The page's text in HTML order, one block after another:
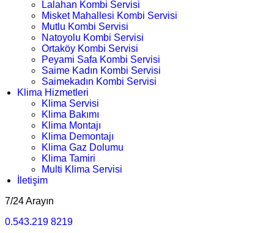
Lalahan Kombi Servisi
Misket Mahallesi Kombi Servisi
Mutlu Kombi Servisi
Natoyolu Kombi Servisi
Ortaköy Kombi Servisi
Peyami Safa Kombi Servisi
Saime Kadın Kombi Servisi
Saimekadın Kombi Servisi
Klima Hizmetleri
Klima Servisi
Klima Bakımı
Klima Montajı
Klima Demontajı
Klima Gaz Dolumu
Klima Tamiri
Multi Klima Servisi
İletişim
7/24 Arayın
0.543.219 8219